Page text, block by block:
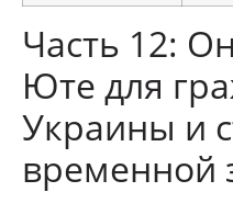
Часть 12:
Юте для
Украины и
временной